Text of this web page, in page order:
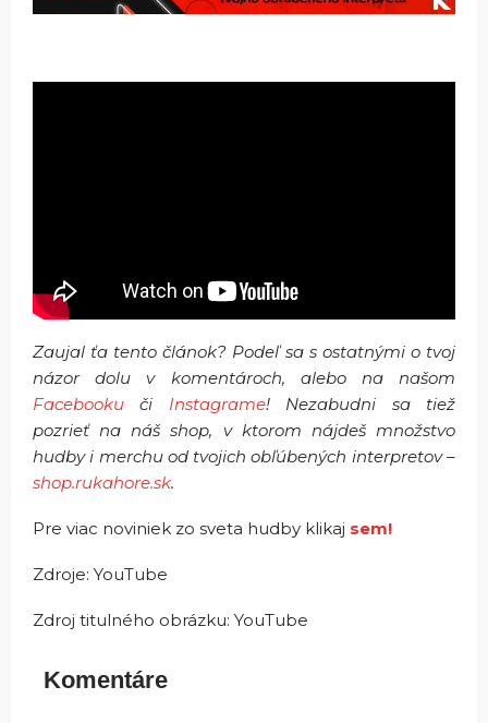
Zaujal ťa tento článok? Podeľ sa s ostatnými o tvoj
názor dolu v komentároch, alebo na našom
Facebooku či Instagrame! Nezabudni sa tiež
pozrieť na náš shop, v ktorom nájdeš množstvo
hudby i merchu od tvojich obľúbených interpretov –
shop.rukahore.sk.
Pre viac noviniek zo sveta hudby klikaj sem!
Zdroje: YouTube
Zdroj titulného obrázku: YouTube
Komentáre